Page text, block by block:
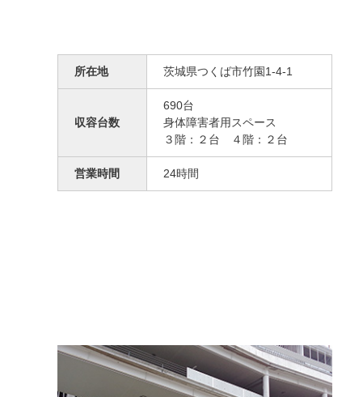
所在地 茨城県つくば市竹園1-4-1
収容台数
690台
身体障害者用スペース
３階：２台 ４階：２台
営業時間 24時間